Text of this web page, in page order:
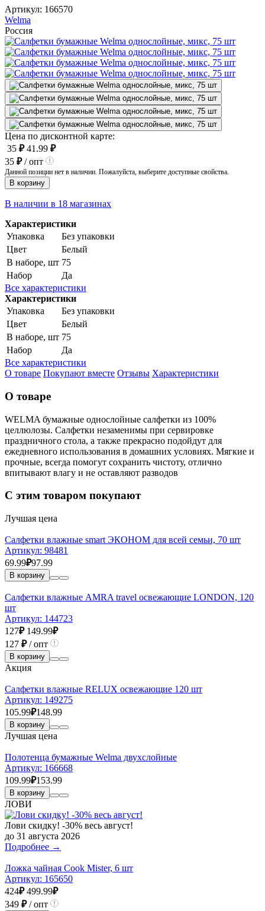
Артикул: 166570
Welma
Россия
Цена по дисконтной карте:
35 ₽ 41.99 ₽
35 ₽/ опт
Данной позиции нет в наличии. Пожалуйста, выберите доступные свойства.
В корзину
В наличии в 18 магазинах
Характеристики
Упаковка
Без упаковки
Цвет
Белый
В наборе, шт 75
Набор
Да
Все характеристики
Характеристики
Упаковка
Без упаковки
Цвет
Белый
В наборе, шт 75
Набор
Да
Все характеристики
О товаре Покупают вместе Отзывы Характеристики
О товаре
WELMA бумажные однослойные салфетки из 100%
целлюлозы. Салфетки незаменимы при сервировке
праздничного стола, а также прекрасно подойдут для
ежедневного использования в домашних условиях. Мягкие и
прочные, всегда помогут сохранить чистоту, отлично
впитывают влагу и не оставляют разводов
С этим товаром покупают
Лучшая цена
Салфетки влажные smart ЭКОНОМ для всей семьи, 70 шт
Артикул: 98481
69.99₽97.99
В корзину
Салфетки влажные AMRA travel освежающие LONDON, 120
шт
Артикул: 144723
127₽ 149.99₽
127 ₽/ опт
В корзину
Акция
Салфетки влажные RELUX освежающие 120 шт
Артикул: 149275
105.99₽148.99
В корзину
Лучшая цена
Полотенца бумажные Welma двухслойные
Артикул: 166668
109.99₽153.99
В корзину
ЛОВИ
Лови скидку! -30% весь август!
до 31 августа 2026
Подробнее →
Ложка чайная Cook Mister, 6 шт
Артикул: 165650
424₽ 499.99₽
349 ₽/ опт